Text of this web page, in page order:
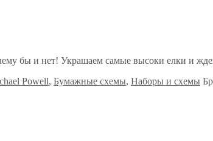
бы и нет! Украшаем самые высоки елки и
Powell, Бумажные схемы, Наборы и схемы